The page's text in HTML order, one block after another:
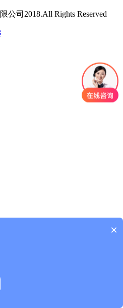
公司2018.All Rights Reserved
×